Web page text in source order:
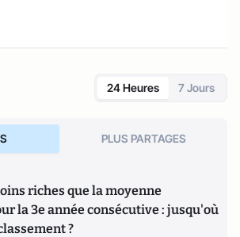
domaines de la politique
défense et de la sécurité. Il travaille
24 Heures 7 Jours
PLUS PARTAGES
riches que la moyenne
la 3e année consécutive : jusqu'où
?